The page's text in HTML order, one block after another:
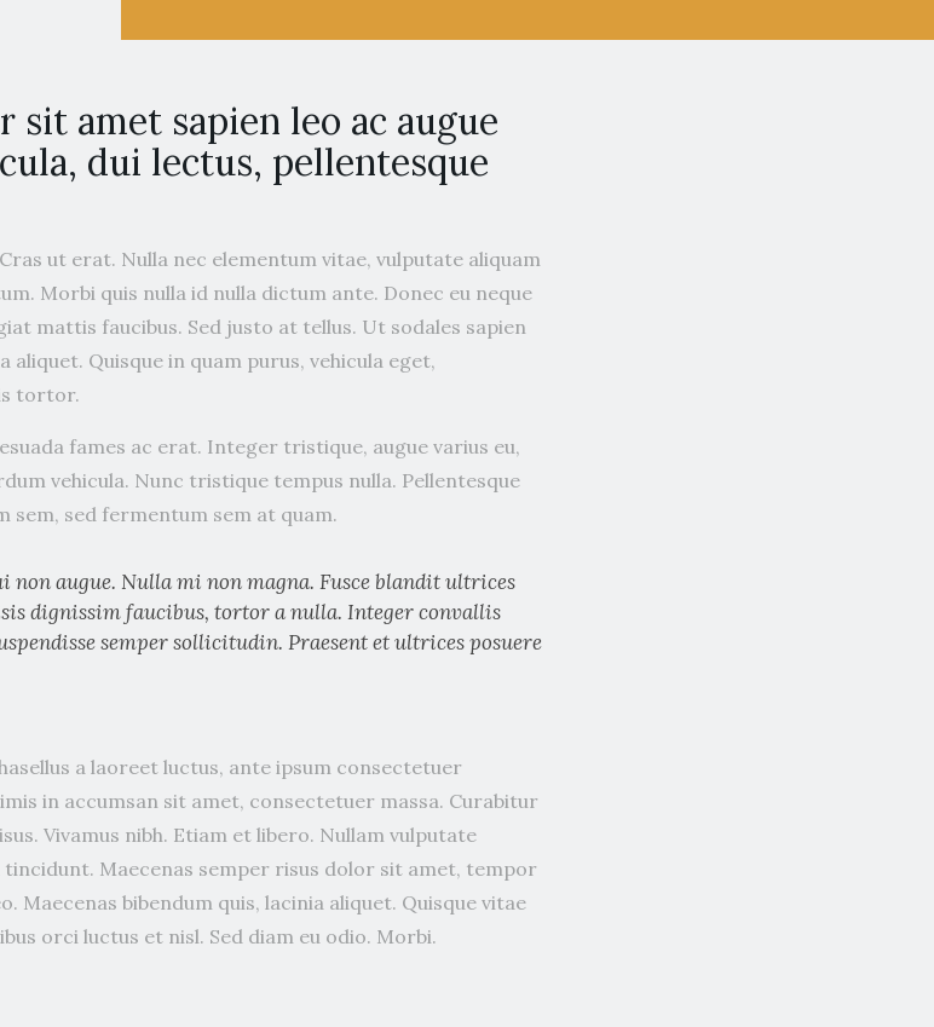
sit amet sapien leo ac augue
dui lectus, pellentesque
ut erat. Nulla nec elementum vitae, vulputate aliquam
Morbi quis nulla id nulla dictum ante. Donec eu neque
mattis faucibus. Sed justo at tellus. Ut sodales sapien
aliquet. Quisque in quam purus, vehicula eget,
tortor.
fames ac erat. Integer tristique, augue varius eu,
vehicula. Nunc tristique tempus nulla. Pellentesque
sed fermentum sem at quam.
non augue. Nulla mi non magna. Fusce blandit ultrices
dignissim faucibus, tortor a nulla. Integer convallis
semper sollicitudin. Praesent et ultrices posuere
a laoreet luctus, ante ipsum consectetuer
in accumsan sit amet, consectetuer massa. Curabitur
Vivamus nibh. Etiam et libero. Nullam vulputate
tincidunt. Maecenas semper risus dolor sit amet, tempor
Maecenas bibendum quis, lacinia aliquet. Quisque vitae
orci luctus et nisl. Sed diam eu odio. Morbi.